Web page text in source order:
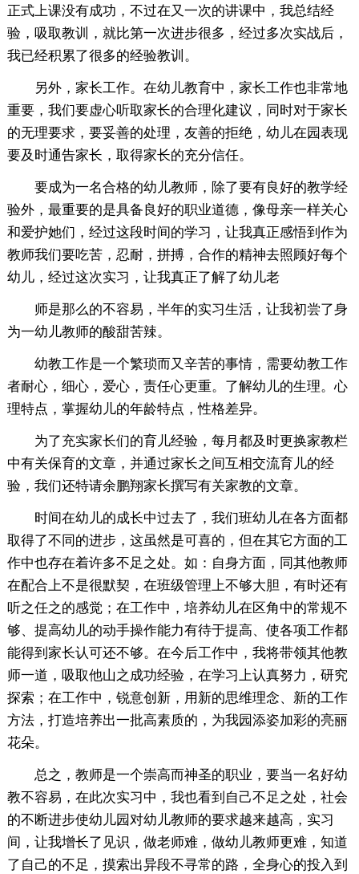
正式上课没有成功，不过在又一次的讲课中，我总结经
验，吸取教训，就比第一次进步很多，经过多次实战后，
我已经积累了很多的经验教训。
另外，家长工作。在幼儿教育中，家长工作也非常地
重要，我们要虚心听取家长的合理化建议，同时对于家长
的无理要求，要妥善的处理，友善的拒绝，幼儿在园表现
要及时通告家长，取得家长的充分信任。
要成为一名合格的幼儿教师，除了要有良好的教学经
验外，最重要的是具备良好的职业道德，像母亲一样关心
和爱护她们，经过这段时间的学习，让我真正感悟到作为
教师我们要吃苦，忍耐，拼搏，合作的精神去照顾好每个
幼儿，经过这次实习，让我真正了解了幼儿老
师是那么的不容易，半年的实习生活，让我初尝了身
为一幼儿教师的酸甜苦辣。
幼教工作是一个繁琐而又辛苦的事情，需要幼教工作
者耐心，细心，爱心，责任心更重。了解幼儿的生理。心
理特点，掌握幼儿的年龄特点，性格差异。
为了充实家长们的育儿经验，每月都及时更换家教栏
中有关保育的文章，并通过家长之间互相交流育儿的经
验，我们还特请余鹏翔家长撰写有关家教的文章。
时间在幼儿的成长中过去了，我们班幼儿在各方面都
取得了不同的进步，这虽然是可喜的，但在其它方面的工
作中也存在着许多不足之处。如：自身方面，同其他教师
在配合上不是很默契，在班级管理上不够大胆，有时还有
听之任之的感觉；在工作中，培养幼儿在区角中的常规不
够、提高幼儿的动手操作能力有待于提高、使各项工作都
能得到家长认可还不够。在今后工作中，我将带领其他教
师一道，吸取他山之成功经验，在学习上认真努力，研究
探索；在工作中，锐意创新，用新的思维理念、新的工作
方法，打造培养出一批高素质的，为我园添姿加彩的亮丽
花朵。
总之，教师是一个崇高而神圣的职业，要当一名好幼
教不容易，在此次实习中，我也看到自己不足之处，社会
的不断进步使幼儿园对幼儿教师的要求越来越高，实习
间，让我增长了见识，做老师难，做幼儿教师更难，知道
了自己的不足，摸索出异段不寻常的路，全身心的投入到